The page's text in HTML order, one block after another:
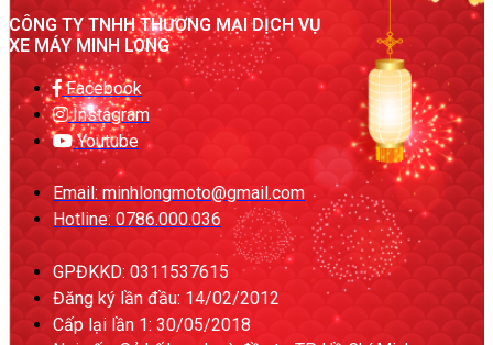
CÔNG TY TNHH THƯƠNG MẠI DỊCH VỤ
XE MÁY MINH LONG
Facebook
Instagram
Youtube
Email: minhlongmoto@gmail.com
Hotline: 0786.000.036
GPĐKKD: 0311537615
Đăng ký lần đầu: 14/02/2012
Cấp lại lần 1: 30/05/2018